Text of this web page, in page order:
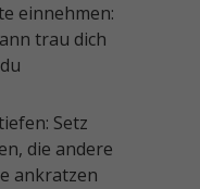
einnehmen:
trau dich
Setz
die andere
ankratzen